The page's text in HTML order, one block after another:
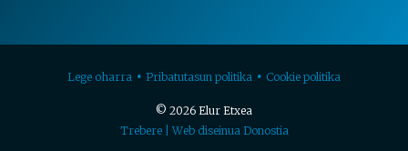
Lege oharra Pribatutasun politika Cookie politika
© 2026 Elur Etxea
Trebere | Web diseinua Donostia